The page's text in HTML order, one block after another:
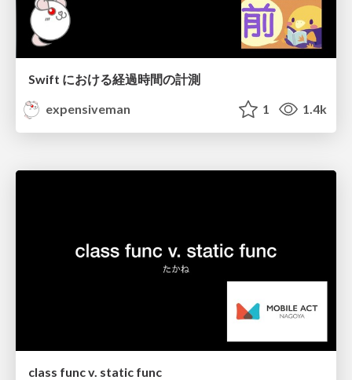
Swift における経過時間の計測
expensiveman
1 1.4k
class func v. static func